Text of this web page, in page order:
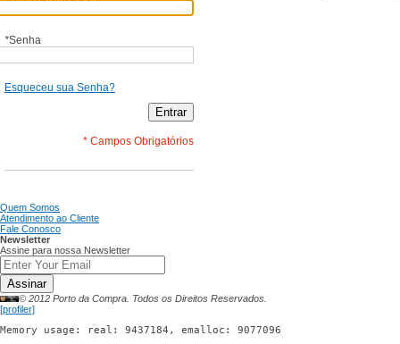
*Senha
Esqueceu sua Senha?
Entrar
* Campos Obrigatórios
Quem Somos
Atendimento ao Cliente
Fale Conosco
Newsletter
Assine para nossa Newsletter
Assinar
© 2012 Porto da Compra. Todos os Direitos Reservados.
[profiler]
Memory usage: real: 9437184, emalloc: 9077096